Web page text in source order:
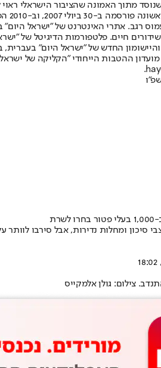
מתוך האמונה שהציבור הישראלי ראוי
חיים. פלטפורמות הדיגיטל של
החדש והיישומון החדש של "ישראל היום"
ההטבות הייחודי "הקליקה של
צילום: גולן אלמקייס